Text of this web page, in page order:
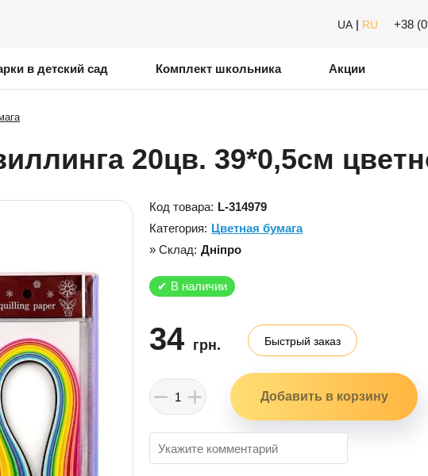
UA | RU +38
в детский сад Комплект школьника Акции
20цв. 39*0,5см
Код товара: L-314979
Категория: Цветная бумага
» Склад: Дніпро
✔ В наличии
34 грн. Быстрый заказ